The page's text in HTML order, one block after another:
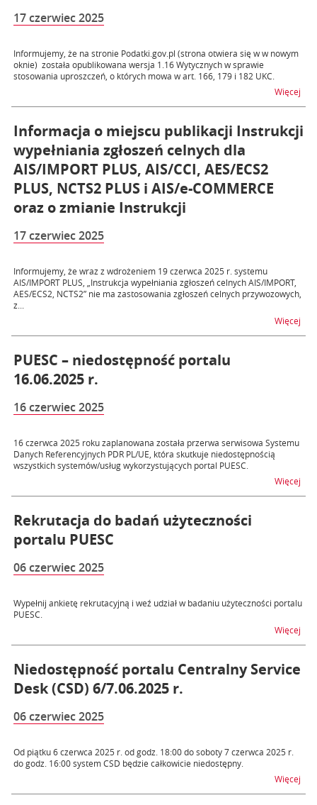
17 czerwiec 2025
Informujemy, że na stronie Podatki.gov.pl (strona otwiera się w w nowym
oknie) została opublikowana wersja 1.16 Wytycznych w sprawie
stosowania uproszczeń, o których mowa w art. 166, 179 i 182 UKC.
Więcej
Informacja o miejscu publikacji Instrukcji
wypełniania zgłoszeń celnych dla
AIS/IMPORT PLUS, AIS/CCI, AES/ECS2
PLUS, NCTS2 PLUS i AIS/e-COMMERCE
oraz o zmianie Instrukcji
17 czerwiec 2025
Informujemy, że wraz z wdrożeniem 19 czerwca 2025 r. systemu
AIS/IMPORT PLUS, „Instrukcja wypełniania zgłoszeń celnych AIS/IMPORT,
AES/ECS2, NCTS2” nie ma zastosowania zgłoszeń celnych przywozowych,
z...
Więcej
PUESC – niedostępność portalu
16.06.2025 r.
16 czerwiec 2025
16 czerwca 2025 roku zaplanowana została przerwa serwisowa Systemu
Danych Referencyjnych PDR PL/UE, która skutkuje niedostępnością
wszystkich systemów/usług wykorzystujących portal PUESC.
Więcej
Rekrutacja do badań użyteczności
portalu PUESC
06 czerwiec 2025
Wypełnij ankietę rekrutacyjną i weź udział w badaniu użyteczności portalu
PUESC.
Więcej
Niedostępność portalu Centralny Service
Desk (CSD) 6/7.06.2025 r.
06 czerwiec 2025
Od piątku 6 czerwca 2025 r. od godz. 18:00 do soboty 7 czerwca 2025 r.
do godz. 16:00 system CSD będzie całkowicie niedostępny.
Więcej